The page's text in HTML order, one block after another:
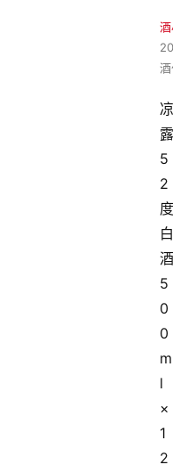
凉
露
5
2
度
白
酒
5
0
0
m
l
×
1
2